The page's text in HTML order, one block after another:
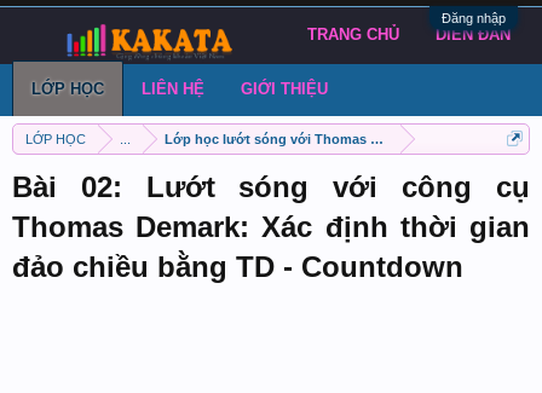
Đăng nhập
LỚP HỌC Lớp học lướt sóng với Thomas Demark
Bài 02: Lướt sóng với công cụ
Thomas Demark: Xác định thời gian
đảo chiều bằng TD - Countdown
TRANG CHỦ DIỄN ĐÀN
LỚP HỌC LIÊN HỆ GIỚI THIỆU